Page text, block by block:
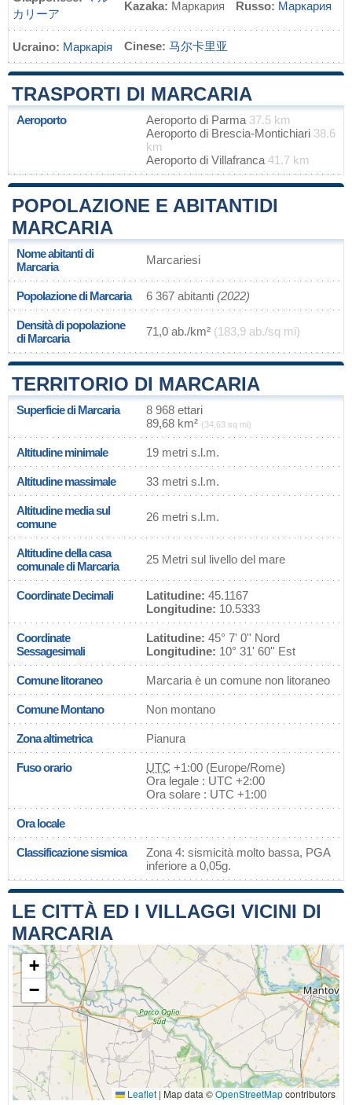
カリーア
Kazaka: Маркария Russo: Маркария
Ucraino: Маркарія Cinese: 马尔卡里亚
TRASPORTI DI MARCARIA
Aeroporto Aeroporto di Parma 37.5 km
Aeroporto di Brescia-Montichiari 38.6
km
Aeroporto di Villafranca 41.7 km
POPOLAZIONE E ABITANTIDI
MARCARIA
Nome abitanti di
Marcaria
Marcariesi
Popolazione di Marcaria 6 367 abitanti (2022)
Densità di popolazione
di Marcaria
71,0 ab./km² (183,9 ab./sq mi)
TERRITORIO DI MARCARIA
Superficie di Marcaria
8 968 ettari
89,68 km² (34,63 sq mi)
Altitudine minimale 19 metri s.l.m.
Altitudine massimale 33 metri s.l.m.
Altitudine media sul
comune
26 metri s.l.m.
Altitudine della casa
comunale di Marcaria
25 Metri sul livello del mare
Coordinate Decimali Latitudine: 45.1167
Longitudine: 10.5333
Coordinate
Sessagesimali
Latitudine: 45° 7' 0'' Nord
Longitudine: 10° 31' 60'' Est
Comune litoraneo Marcaria è un comune non litoraneo
Comune Montano Non montano
Zona altimetrica Pianura
Fuso orario UTC +1:00 (Europe/Rome)
Ora legale : UTC +2:00
Ora solare : UTC +1:00
Ora locale
Classificazione sismica
Zona 4: sismicità molto bassa, PGA
inferiore a 0,05g.
LE CITTÀ ED I VILLAGGI VICINI DI
MARCARIA
+
−
Leaflet | Map data ©OpenStreetMapcontributors